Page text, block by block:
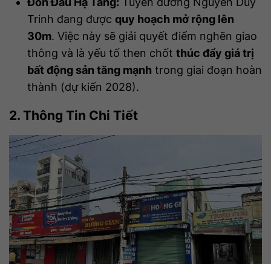
Trinh đang được quy hoạch mở rộng lên
30m. Việc này sẽ giải quyết điểm nghẽn giao
thông và là yếu tố then chốt thúc đẩy giá trị
bất động sản tăng mạnh trong giai đoạn hoàn
thành (dự kiến 2028).
2. Thông Tin Chi Tiết